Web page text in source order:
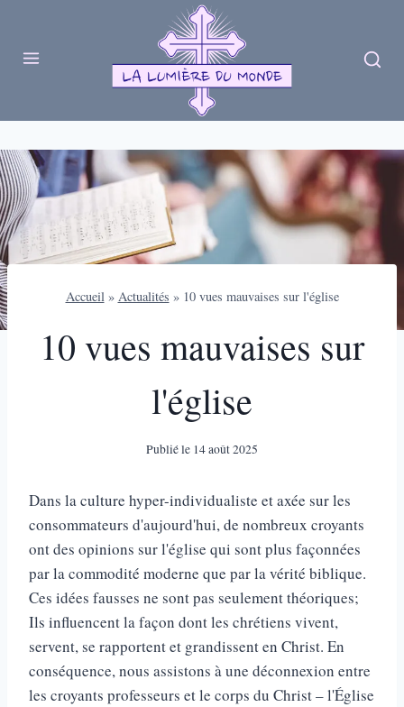
content
Accueil» Actualités » 10 vues mauvaises sur l'église
10 vues mauvaises sur
l'église
Publié le 14 août 2025
Dans la culture hyper-individualiste et axée sur les
consommateurs d'aujourd'hui, de nombreux croyants
ont des opinions sur l'église qui sont plus façonnées
par la commodité moderne que par la vérité biblique.
Ces idées fausses ne sont pas seulement théoriques;
Ils influencent la façon dont les chrétiens vivent,
servent, se rapportent et grandissent en Christ. En
conséquence, nous assistons à une déconnexion entre
les croyants professeurs et le corps du Christ – l'Église